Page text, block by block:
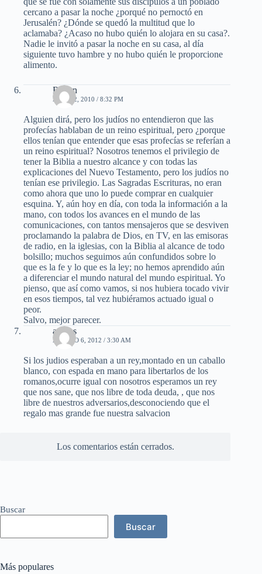
cercano a pasar la noche ¿porqué no pernoctó en
Jerusalén? ¿Dónde se quedó la multitud que lo
aclamaba? ¿Acaso no hubo quién lo alojara en su casa?.
Nadie le invitó a pasar la noche en su casa, al día
siguiente tuvo hambre y no hubo quién le proporcione
alimento.
Ruben
ABRIL 2, 2010 / 8:32 PM
Alguien dirá, pero los judíos no entendieron que las
profecías hablaban de un reino espiritual, pero ¿porque
ellos tenían que entender que esas profecías se referían a
un reino espiritual? Nosotros tenemos el privilegio de
tener la Biblia a nuestro alcance y con todas las
explicaciones del Nuevo Testamento, pero los judíos no
tenían ese privilegio. Las Sagradas Escrituras, no eran
como ahora que uno lo puede comprar en cualquier
esquina. Y, aún hoy en día, con toda la información a la
mano, con todos los avances en el mundo de las
comunicaciones, con tantos mensajeros que se desviven
proclamando la palabra de Dios, en TV, en las emisoras
de radio, en la iglesias, con la Biblia al alcance de todo
bolsillo; muchos seguimos aún confundidos sobre lo
que es la fe y lo que es la ley; no hemos aprendido aún
a diferenciar el mundo natural del mundo espiritual. Yo
pienso, que así como vamos, si nos hubiera tocado vivir
en esos tiempos, tal vez hubiéramos actuado igual o
peor.
Salvo, mejor parecer.
andres
AGOSTO 6, 2012 / 3:30 AM
Si los judios esperaban a un rey,montado en un caballo
blanco, con espada en mano para libertarlos de los
romanos,ocurre igual con nosotros esperamos un rey
que nos sane, que nos libre de toda deuda, , que nos
libre de nuestros adversarios,desconociendo que el
regalo mas grande fue nuestra salvacion
Los comentarios están cerrados.
Buscar
Buscar
Más populares